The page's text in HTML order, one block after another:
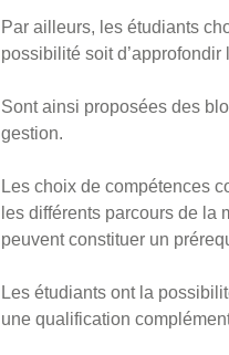
Par ailleurs, les étudiants
possibilité soit
Sont ainsi proposées des
gestion.
Les choix de compétences
les différents parcours de la
peuvent constituer un
Les étudiants ont la
une qualification